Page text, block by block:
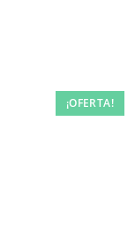
¡OFERTA!